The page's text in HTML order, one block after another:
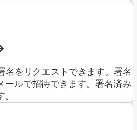
名をリクエストできます。署名
ールで招待できます。署名済み